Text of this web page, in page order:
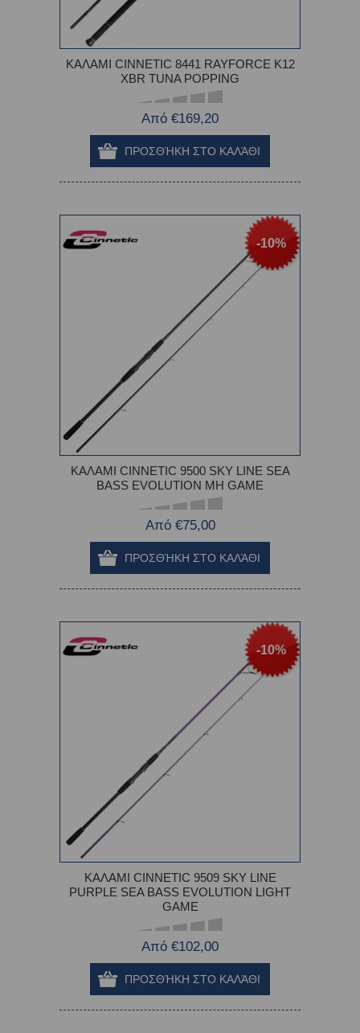
ΚΑΛΑΜΙ CINNETIC 8441 RAYFORCE K12
XBR TUNA POPPING
Από €169,20
-10%
ΚΑΛΑΜΙ CINNETIC 9500 SKY LINE SEA
BASS EVOLUTION MH GAME
Από €75,00
-10%
ΚΑΛΑΜΙ CINNETIC 9509 SKY LINE
PURPLE SEA BASS EVOLUTION LIGHT
GAME
Από €102,00